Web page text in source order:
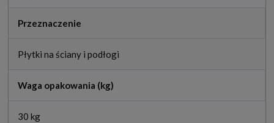
Przeznaczenie
Płytki na ściany i podłogi
Waga opakowania (kg)
30 kg